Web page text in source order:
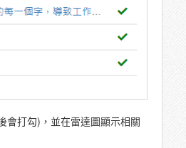
會打勾)，並在雷達圖顯示相關